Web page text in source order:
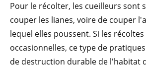
Pour le récolter, les cueilleurs sont
couper les lianes, voire de couper
lequel elles poussent. Si les
occasionnelles, ce type de
de destruction durable de l'habitat